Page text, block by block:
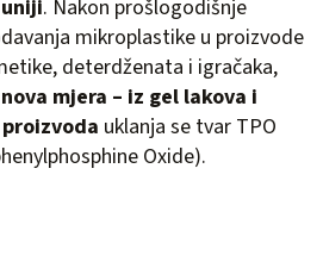
. Nakon prošlogodišnje
mikroplastike u proizvode
deterdženata i igračaka,
mjera – iz gel lakova i
uklanja se tvar TPO
Oxide).